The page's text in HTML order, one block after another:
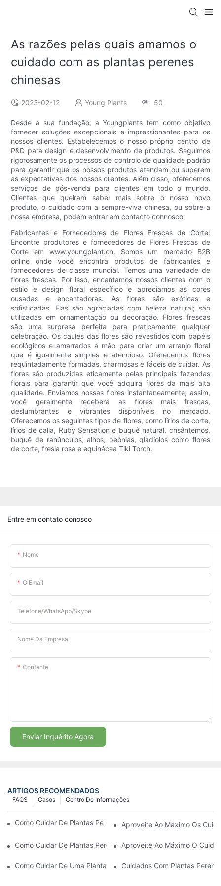
As razões pelas quais amamos o
cuidado com as plantas perenes
chinesas
2023-02-12 Young Plants 50
Desde a sua fundação, a Youngplants tem como objetivo
fornecer soluções excepcionais e impressionantes para os
nossos clientes. Estabelecemos o nosso próprio centro de
P&D para design e desenvolvimento de produtos. Seguimos
rigorosamente os processos de controlo de qualidade padrão
para garantir que os nossos produtos atendam ou superem
as expectativas dos nossos clientes. Além disso, oferecemos
serviços de pós-venda para clientes em todo o mundo.
Clientes que queiram saber mais sobre o nosso novo
produto, o cuidado com a sempre-viva chinesa, ou sobre a
nossa empresa, podem entrar em contacto connosco.
Fabricantes e Fornecedores de Flores Frescas de Corte:
Encontre produtores e fornecedores de Flores Frescas de
Corte em www.youngplant.cn. Somos um mercado B2B
online onde você encontra produtos de fabricantes e
fornecedores de classe mundial. Temos uma variedade de
flores frescas. Por isso, encantamos nossos clientes com o
estilo e design floral específico e apreciamos as cores
ousadas e encantadoras. As flores são exóticas e
sofisticadas. Elas são agraciadas com beleza natural; são
utilizadas em ornamentação ou decoração. Flores frescas
são uma surpresa perfeita para praticamente qualquer
celebração. Os caules das flores são revestidos com papéis
ecológicos e amarrados à mão para criar um arranjo floral
que é igualmente simples e atencioso. Oferecemos flores
requintadamente formadas, charmosas e fáceis de cuidar. As
flores são produzidas eticamente pelas principais fazendas
florais para garantir que você adquira flores da mais alta
qualidade. Enviamos nossas flores instantaneamente; assim,
você geralmente receberá as flores mais frescas,
deslumbrantes e vibrantes disponíveis no mercado.
Oferecemos os seguintes tipos de flores, como lírios de corte,
lírios de calla, Ruby Sensation e buquê natural, crisântemos,
buquê de ranúnculos, alhos, peônias, gladíolos como flores
de corte, frésia rosa e equinácea Tiki Torch.
Entre em contato conosco
Nome
O Email
Telefone/WhatsApp/Skype
Nome Da Empresa
Contente
Enviar Inquérito Agora
ARTIGOS RECOMENDADOS
Centro De Informações
Casos
FAQS
Como Cuidar De Plantas Perenes Chinesas | Youngplants
Aproveite Ao Máximo Os
Como Cuidar De Plantas Perenes Chinesas De Graça
Aproveite Ao Máximo O
Como Cuidar De Uma Planta Perene Chinesa Em Ambientes
Cuidados Com Plantas